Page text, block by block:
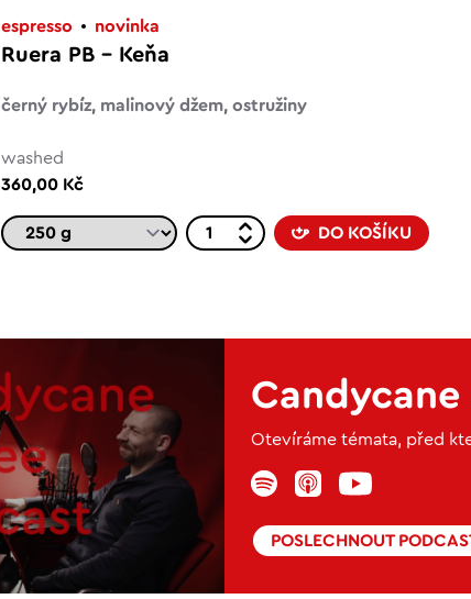
espresso novinka
Ruera PB – Keňa
černý rybíz, malinový džem, ostružiny
washed
360,00 Kč
DO KOŠÍKU
Otevíráme témata, před
POSLECHNOUT